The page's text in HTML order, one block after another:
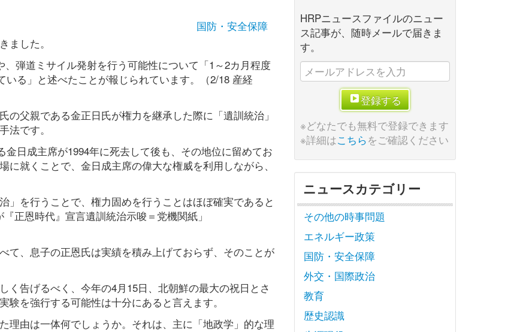
国防・安全保障
ました。
弾道ミサイル発射を行う可能性について「1～2カ月程度
る」と述べたことが報じられています。（2/18 産経
父親である金正日氏が権力を継承した際に「遺訓統治」
法です。
日成主席が1994年に死去して後も、その地位に留めてお
就くことで、金日成主席の偉大な権威を利用しながら、
を行うことで、権力固めを行うことはほぼ確実であると
正恩時代』宣言遺訓統治示唆＝党機関紙」
て、息子の正恩氏は実績を積み上げておらず、そのことが
く告げるべく、今年の4月15日、北朝鮮の最大の祝日とさ
を強行する可能性は十分にあると言えます。
理由は一体何でしょうか。それは、主に「地政学」的な理
HRPニュースファイルのニュー
ス記事が、随時メールで届きま
す。
登録する
※どなたでも無料で登録できます
※詳細はこちらをご確認ください
ニュースカテゴリー
その他の時事問題
エネルギー政策
国防・安全保障
外交・国際政治
教育
歴史認識